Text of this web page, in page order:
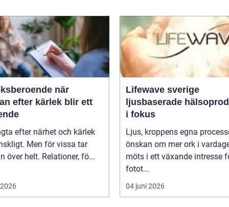
när
efter kärlek blir ett
efter närhet och kärlek
Men för vissa tar
över helt. Relationer, fö...
Lifewave sverige
ljusbaserade
i fokus
Ljus, kroppens egna
önskan om mer ork i
möts i ett växande intresse
fotot...
04 juni 2026